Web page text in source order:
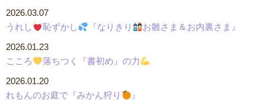
うれし 恥ずかし 『なりきり お雛さま＆お内裏さま』
2026.03.07
こころ 落ちつく『書初め』の力
2026.01.23
れもんのお庭で『みかん狩り 』
2026.01.20